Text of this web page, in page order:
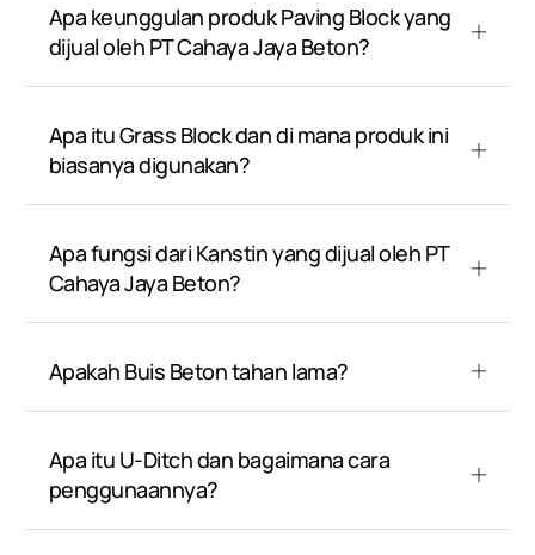
Apa keunggulan produk Paving Block yang
dijual oleh PT Cahaya Jaya Beton?
Apa itu Grass Block dan di mana produk ini
biasanya digunakan?
Apa fungsi dari Kanstin yang dijual oleh PT
Cahaya Jaya Beton?
Apakah Buis Beton tahan lama?
Apa itu U-Ditch dan bagaimana cara
penggunaannya?